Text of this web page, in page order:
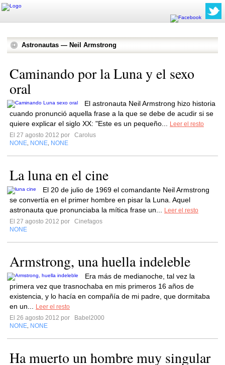
Astronautas — Neil Armstrong
Caminando por la Luna y el sexo
oral
El astronauta Neil Armstrong hizo historia
cuando pronunció aquella frase a la que se debe de acudir si se
quiere explicar el siglo XX: "Este es un pequeño...
Leer el resto
El 27 agosto 2012 por
Carolus
NONE NONE NONE
La luna en el cine
El 20 de julio de 1969 el comandante Neil Armstrong
se convertía en el primer hombre en pisar la Luna. Aquel
astronauta que pronunciaba la mítica frase un...
Leer el resto
El 27 agosto 2012 por
Cinefagos
NONE
Armstrong, una huella indeleble
Era más de medianoche, tal vez la
primera vez que trasnochaba en mis primeros 16 años de
existencia, y lo hacía en compañía de mi padre, que dormitaba
en un...
Leer el resto
El 26 agosto 2012 por
Babel2000
NONE NONE
Ha muerto un hombre muy singular